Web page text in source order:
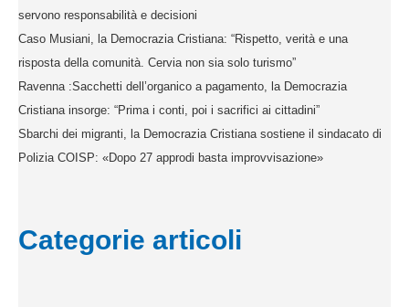
servono responsabilità e decisioni
Caso Musiani, la Democrazia Cristiana: “Rispetto, verità e una
risposta della comunità. Cervia non sia solo turismo”
Ravenna :Sacchetti dell’organico a pagamento, la Democrazia
Cristiana insorge: “Prima i conti, poi i sacrifici ai cittadini”
Sbarchi dei migranti, la Democrazia Cristiana sostiene il sindacato di
Polizia COISP: «Dopo 27 approdi basta improvvisazione»
Categorie articoli